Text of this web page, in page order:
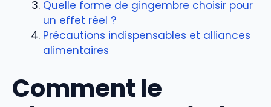
Quelle forme de gingembre choisir pour
un effet réel ?
Précautions indispensables et alliances
alimentaires
Comment le